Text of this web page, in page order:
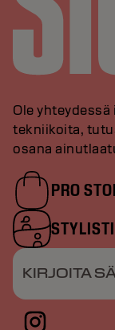
Ole
tekniikoita,
osana
PRO
KIRJOITA